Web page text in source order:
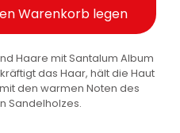
Warenkorb legen
Haare mit Santalum Album
das Haar, hält die Haut
den warmen Noten des
Sandelholzes.